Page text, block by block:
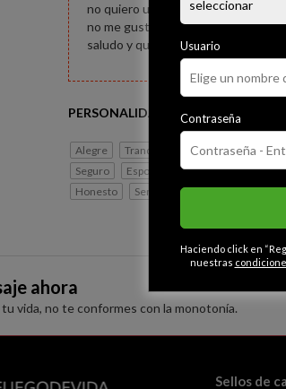
no quiero un mal rollo y sería como
no me gustan que me digan vamos
saludo y quien busque lo mismo que
PERSONALIDAD
Alegre Tranquilo Cariñoso
Seguro
Espontáneo Liberal Tímido
Honesto
Serio Gracioso
ahora
vida, no te conformes con la monotonía.
Usuario
Contraseña
Haciendo click en
nuestras
Sellos de